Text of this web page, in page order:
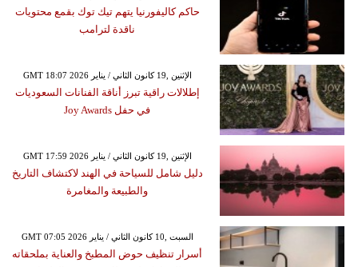
حاكم كاليفورنيا يتهم تيك توك بقمع محتويات
ناقدة لترامب
GMT 18:07 2026 الإثنين ,19 كانون الثاني / يناير
إطلالات راقية تبرز أناقة الفنانات السعوديات
في حفل Joy Awards
GMT 17:59 2026 الإثنين ,19 كانون الثاني / يناير
دليل شامل للسياحة في الهند لاكتشاف التاريخ
والطبيعة والمغامرة
GMT 07:05 2026 السبت ,10 كانون الثاني / يناير
أسرار تنظيف حوض المطبخ والعناية بملحقاته